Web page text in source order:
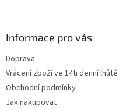
Informace pro vás
Doprava
Vrácení zboží ve 14ti denní lhůtě
Obchodní podmínky
Jak nakupovat